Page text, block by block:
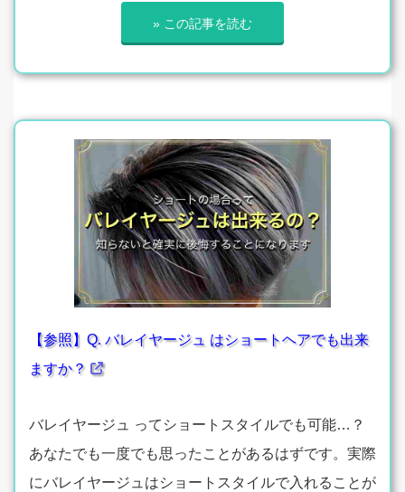
» この記事を読む
【参照】Q. バレイヤージュ はショートヘアでも出来
ますか？
バレイヤージュ ってショートスタイルでも可能…？
あなたでも一度でも思ったことがあるはずです。実際
にバレイヤージュはショートスタイルで入れることが